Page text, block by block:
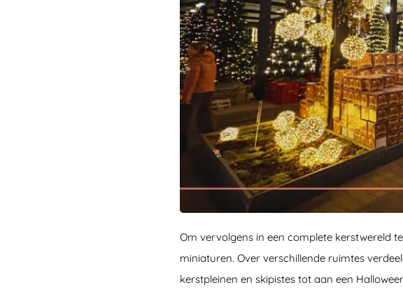
Om vervolgens in een complete kerstwereld
miniaturen. Over verschillende ruimtes
kerstpleinen en skipistes tot aan een